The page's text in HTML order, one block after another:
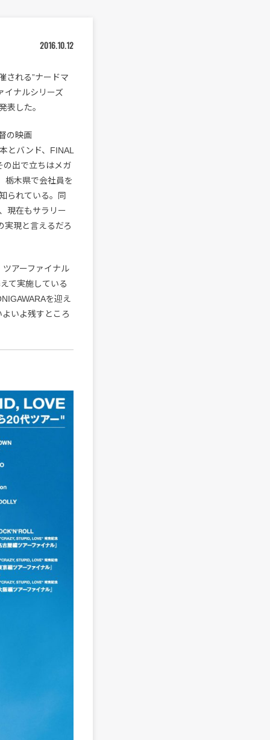
2016.10.12
される”ナードマ
イナルシリーズ
表した。
の映画
とバンド、FINAL
の出で立ちはメガ
栃木県で会社員を
られている。同
現在もサラリー
実現と言えるだろ
アーファイナル
て実施している
を迎え
いよ残すところ